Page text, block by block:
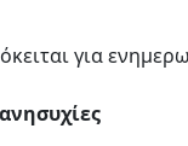
για